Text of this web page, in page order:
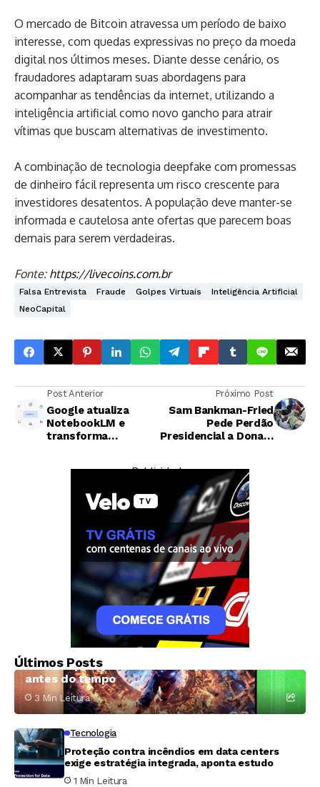
O mercado de Bitcoin atravessa um período de baixo
interesse, com quedas expressivas no preço da moeda
digital nos últimos meses. Diante desse cenário, os
fraudadores adaptaram suas abordagens para
acompanhar as tendências da internet, utilizando a
inteligência artificial como novo gancho para atrair
vítimas que buscam alternativas de investimento.
A combinação de tecnologia deepfake com promessas
de dinheiro fácil representa um risco crescente para
investidores desatentos. A população deve manter-se
informada e cautelosa ante ofertas que parecem boas
demais para serem verdadeiras.
Fonte: https://livecoins.com.br
Falsa Entrevista Fraude Golpes Virtuais
Inteligência Artificial
NeoCapital
Post Anterior
Google atualiza
NotebookLM e
transforma
Próximo Post
Sam Bankman-Fried
Pede Perdão
Presidencial a Donald
— Publicidade —
Últimos Posts
Tecnologia
Samsung Odyssey G8 6K: monitor gamer
ousado que aposta em resolução extrema
antes do tempo
3 Min Leitura
Tecnologia
Proteção contra incêndios em data centers
exige estratégia integrada, aponta estudo
1 Min Leitura